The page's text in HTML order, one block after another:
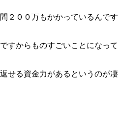
２００万もかかっているんです
すからものすごいことになって
せる資金力があるというのが凄